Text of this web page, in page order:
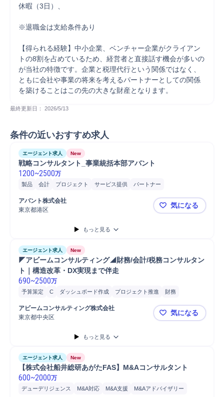
休暇（3日）、
※退職金は支給条件あり
【得られる経験】中小企業、ベンチャー企業がクライアン
トの8割を占めているため、経営者と直接話す機会が多いの
が当社の特徴です。企業と税理代行という関係ではなく、
ともに会社や事業の将来を考えるパートナーとしての関係
を築けることはこの先の大きな財産となります。
最終更新日： 2026/5/13
条件の近いおすすめ求人
エージェント求人 New
戦略コンサルタント_事業統括本部アバント
1200~2500万
製品 会計 プロジェクト サービス提供
パートナー
プロジェクト推進
コンサルティング業務
提案
管理会計
アバント株式会社
東京都港区
戦略コンサ
気になる
もっと見る
エージェント求人 New
◤アビームコンサルティング◢財務/会計/税務コンサルタン
ト｜構造改革・DX実現まで伴走
690~2500万
予算策定 C ダッシュボード作成 プロジェクト推進
財務
プロジェクト
要件定義
アビームコンサルティング株式会社
東京都中央区
◤アビーム
気になる
もっと見る
エージェント求人 New
【株式会社船井総研あがたFAS】M&Aコンサルタント
600~2000万
デューデリジェンス M&A対応 M&A支援
M&Aアドバイザリー